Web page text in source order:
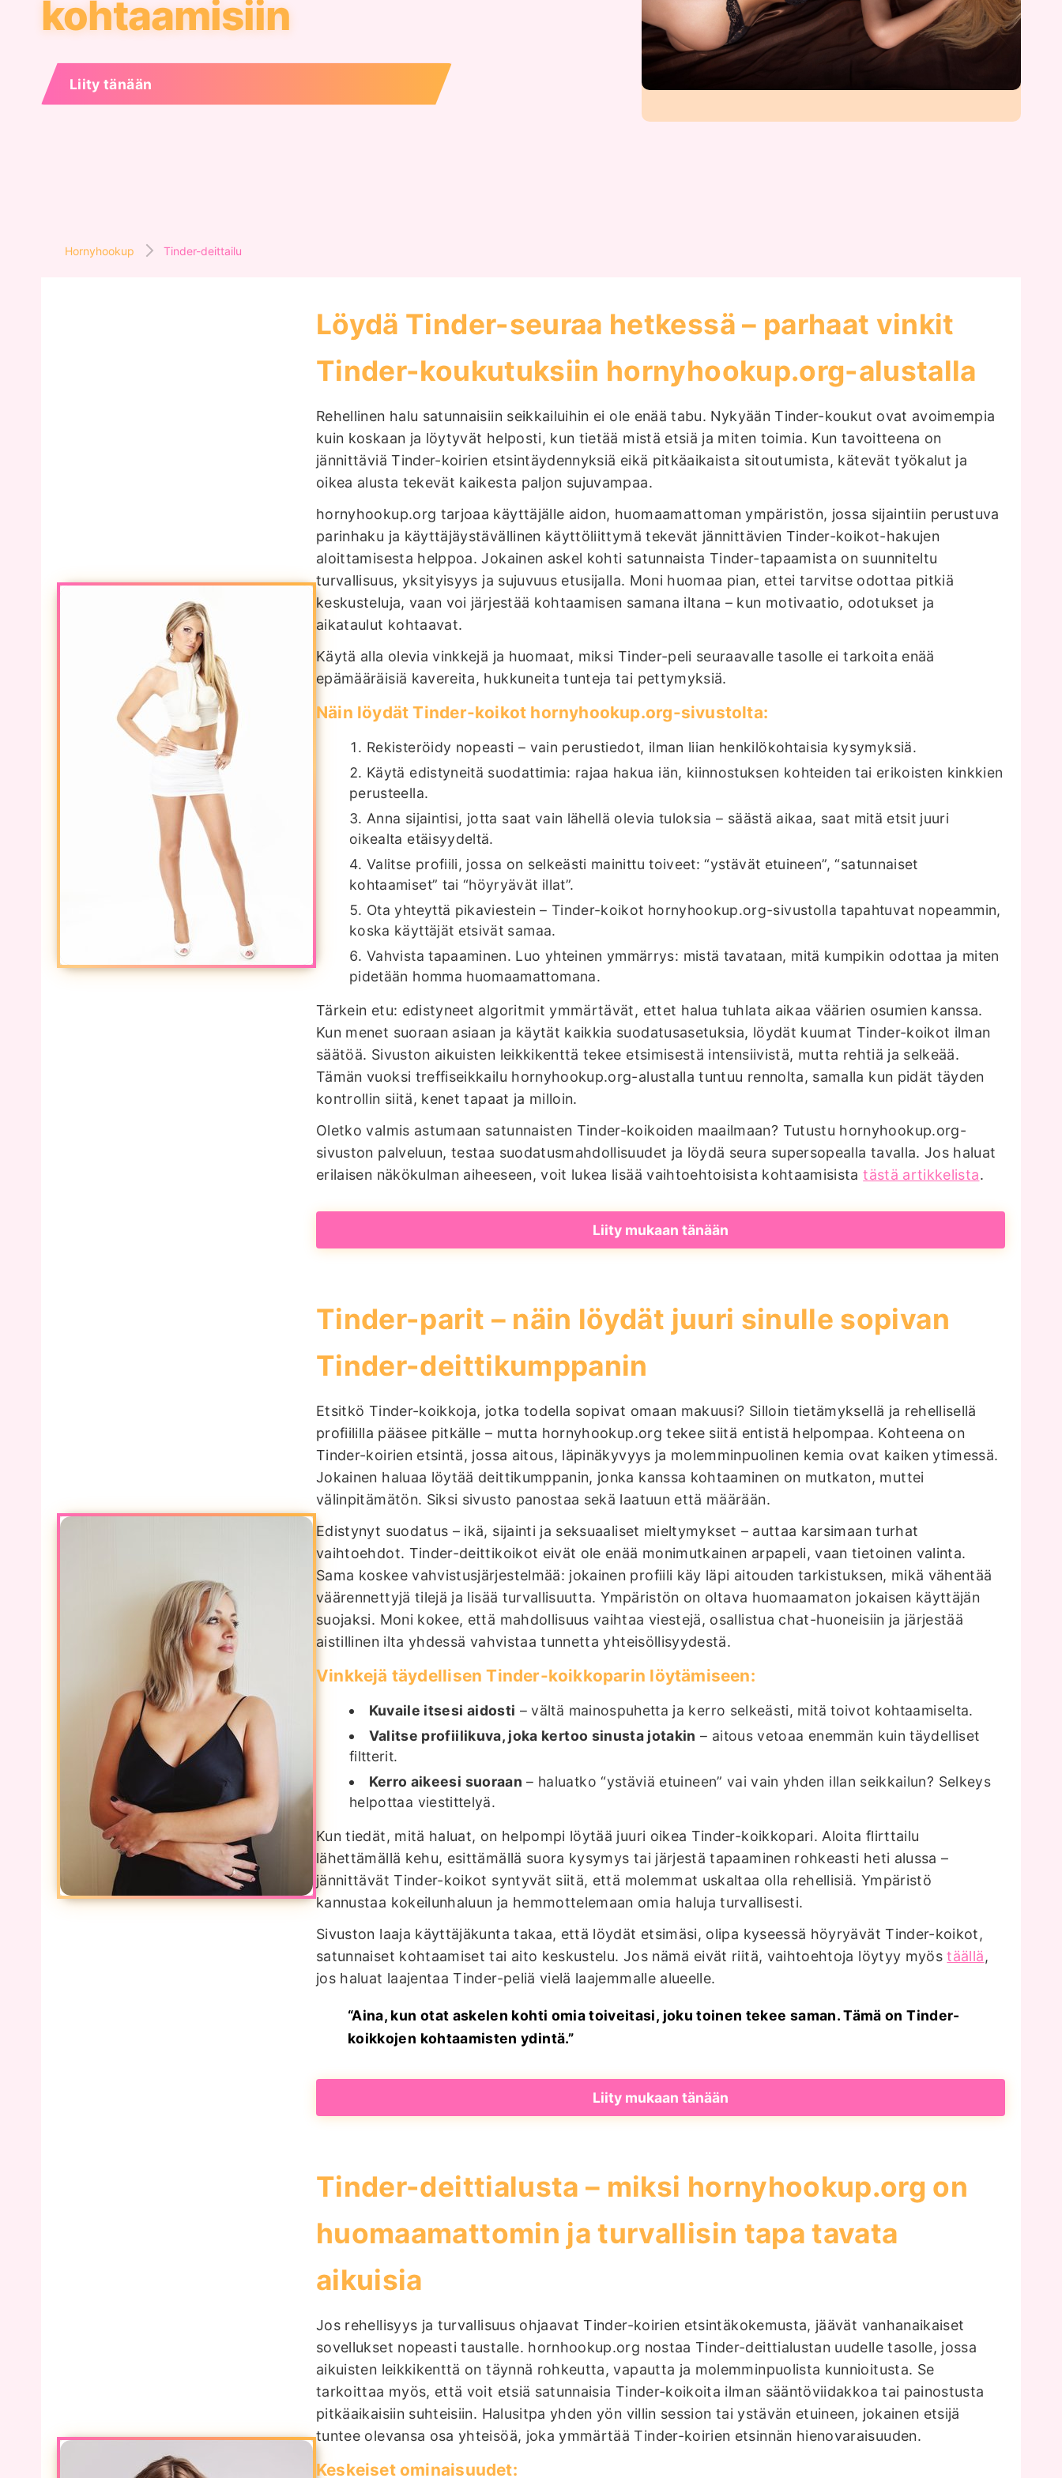
kohtaamisiin
Liity tänään
Hornyhookup Tinder-deittailu
Löydä Tinder-seuraa hetkessä – parhaat vinkit
Tinder-koukutuksiin hornyhookup.org-alustalla
Rehellinen halu satunnaisiin seikkailuihin ei ole enää tabu. Nykyään Tinder-koukut ovat avoimempia
kuin koskaan ja löytyvät helposti, kun tietää mistä etsiä ja miten toimia. Kun tavoitteena on
jännittäviä Tinder-koirien etsintäydennyksiä eikä pitkäaikaista sitoutumista, kätevät työkalut ja
oikea alusta tekevät kaikesta paljon sujuvampaa.
hornyhookup.org tarjoaa käyttäjälle aidon, huomaamattoman ympäristön, jossa sijaintiin perustuva
parinhaku ja käyttäjäystävällinen käyttöliittymä tekevät jännittävien Tinder-koikot-hakujen
aloittamisesta helppoa. Jokainen askel kohti satunnaista Tinder-tapaamista on suunniteltu
turvallisuus, yksityisyys ja sujuvuus etusijalla. Moni huomaa pian, ettei tarvitse odottaa pitkiä
keskusteluja, vaan voi järjestää kohtaamisen samana iltana – kun motivaatio, odotukset ja
aikataulut kohtaavat.
Käytä alla olevia vinkkejä ja huomaat, miksi Tinder-peli seuraavalle tasolle ei tarkoita enää
epämääräisiä kavereita, hukkuneita tunteja tai pettymyksiä.
Näin löydät Tinder-koikot hornyhookup.org-sivustolta:
Rekisteröidy nopeasti – vain perustiedot, ilman liian henkilökohtaisia kysymyksiä.
Käytä edistyneitä suodattimia: rajaa hakua iän, kiinnostuksen kohteiden tai erikoisten kinkkien
perusteella.
Anna sijaintisi, jotta saat vain lähellä olevia tuloksia – säästä aikaa, saat mitä etsit juuri
oikealta etäisyydeltä.
Valitse profiili, jossa on selkeästi mainittu toiveet: “ystävät etuineen”, “satunnaiset
kohtaamiset” tai “höyryävät illat”.
Ota yhteyttä pikaviestein – Tinder-koikot hornyhookup.org-sivustolla tapahtuvat nopeammin,
koska käyttäjät etsivät samaa.
Vahvista tapaaminen. Luo yhteinen ymmärrys: mistä tavataan, mitä kumpikin odottaa ja miten
pidetään homma huomaamattomana.
Tärkein etu: edistyneet algoritmit ymmärtävät, ettet halua tuhlata aikaa väärien osumien kanssa.
Kun menet suoraan asiaan ja käytät kaikkia suodatusasetuksia, löydät kuumat Tinder-koikot ilman
säätöä. Sivuston aikuisten leikkikenttä tekee etsimisestä intensiivistä, mutta rehtiä ja selkeää.
Tämän vuoksi treffiseikkailu hornyhookup.org-alustalla tuntuu rennolta, samalla kun pidät täyden
kontrollin siitä, kenet tapaat ja milloin.
Oletko valmis astumaan satunnaisten Tinder-koikoiden maailmaan? Tutustu hornyhookup.org-
sivuston palveluun, testaa suodatusmahdollisuudet ja löydä seura supersopealla tavalla. Jos haluat
erilaisen näkökulman aiheeseen, voit lukea lisää vaihtoehtoisista kohtaamisistatästä artikkelista.
Liity mukaan tänään
Tinder-parit – näin löydät juuri sinulle sopivan
Tinder-deittikumppanin
Etsitkö Tinder-koikkoja, jotka todella sopivat omaan makuusi? Silloin tietämyksellä ja rehellisellä
profiililla pääsee pitkälle – mutta hornyhookup.org tekee siitä entistä helpompaa. Kohteena on
Tinder-koirien etsintä, jossa aitous, läpinäkyvyys ja molemminpuolinen kemia ovat kaiken ytimessä.
Jokainen haluaa löytää deittikumppanin, jonka kanssa kohtaaminen on mutkaton, muttei
välinpitämätön. Siksi sivusto panostaa sekä laatuun että määrään.
Edistynyt suodatus – ikä, sijainti ja seksuaaliset mieltymykset – auttaa karsimaan turhat
vaihtoehdot. Tinder-deittikoikot eivät ole enää monimutkainen arpapeli, vaan tietoinen valinta.
Sama koskee vahvistusjärjestelmää: jokainen profiili käy läpi aitouden tarkistuksen, mikä vähentää
väärennettyjä tilejä ja lisää turvallisuutta. Ympäristön on oltava huomaamaton jokaisen käyttäjän
suojaksi. Moni kokee, että mahdollisuus vaihtaa viestejä, osallistua chat-huoneisiin ja järjestää
aistillinen ilta yhdessä vahvistaa tunnetta yhteisöllisyydestä.
Vinkkejä täydellisen Tinder-koikkoparin löytämiseen:
Kuvaile itsesi aidosti – vältä mainospuhetta ja kerro selkeästi, mitä toivot kohtaamiselta.
Valitse profiilikuva, joka kertoo sinusta jotakin – aitous vetoaa enemmän kuin täydelliset
filtterit.
Kerro aikeesi suoraan – haluatko “ystäviä etuineen” vai vain yhden illan seikkailun? Selkeys
helpottaa viestittelyä.
Kun tiedät, mitä haluat, on helpompi löytää juuri oikea Tinder-koikkopari. Aloita flirttailu
lähettämällä kehu, esittämällä suora kysymys tai järjestä tapaaminen rohkeasti heti alussa –
jännittävät Tinder-koikot syntyvät siitä, että molemmat uskaltaa olla rehellisiä. Ympäristö
kannustaa kokeilunhaluun ja hemmottelemaan omia haluja turvallisesti.
Sivuston laaja käyttäjäkunta takaa, että löydät etsimäsi, olipa kyseessä höyryävät Tinder-koikot,
satunnaiset kohtaamiset tai aito keskustelu. Jos nämä eivät riitä, vaihtoehtoja löytyy myöstäällä,
jos haluat laajentaa Tinder-peliä vielä laajemmalle alueelle.
“Aina, kun otat askelen kohti omia toiveitasi, joku toinen tekee saman. Tämä on Tinder-
koikkojen kohtaamisten ydintä.”
Liity mukaan tänään
Tinder-deittialusta – miksi hornyhookup.org on
huomaamattomin ja turvallisin tapa tavata
aikuisia
Jos rehellisyys ja turvallisuus ohjaavat Tinder-koirien etsintäkokemusta, jäävät vanhanaikaiset
sovellukset nopeasti taustalle. hornhookup.org nostaa Tinder-deittialustan uudelle tasolle, jossa
aikuisten leikkikenttä on täynnä rohkeutta, vapautta ja molemminpuolista kunnioitusta. Se
tarkoittaa myös, että voit etsiä satunnaisia Tinder-koikoita ilman sääntöviidakkoa tai painostusta
pitkäaikaisiin suhteisiin. Halusitpa yhden yön villin session tai ystävän etuineen, jokainen etsijä
tuntee olevansa osa yhteisöä, joka ymmärtää Tinder-koirien etsinnän hienovaraisuuden.
Keskeiset ominaisuudet: